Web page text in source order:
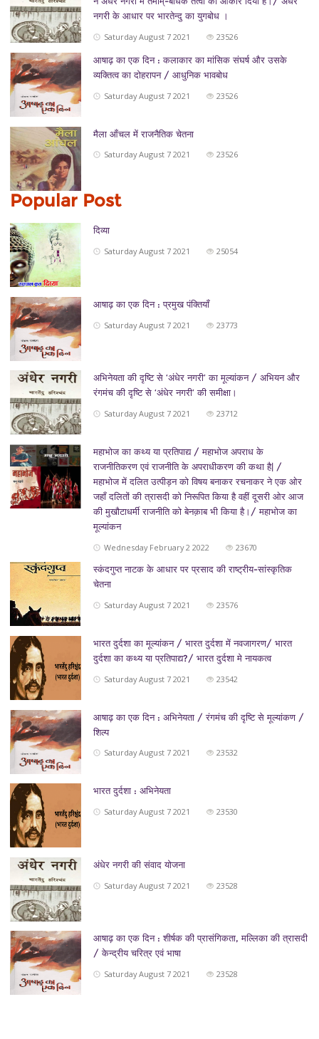
नगरी के आधार पर भारतेन्दु का युगबोध ।
Saturday August 7 2021
23526
आषाढ़ का एक दिन : कलाकार का मांसिक संघर्ष और उसके
व्यक्तित्व का दोहरापन / आधुनिक भावबोध
Saturday August 7 2021
23526
मैला आँचल में राजनैतिक चेतना
Saturday August 7 2021
23526
Popular Post
दिव्या
Saturday August 7 2021
25054
आषाढ़ का एक दिन : प्रमुख पंक्तियाँ
Saturday August 7 2021
23773
अभिनेयता की दृष्टि से ‘अंधेर नगरी’ का मूल्यांकन / अभियन और
रंगमंच की दृष्टि से ‘अंधेर नगरी’ की समीक्षा।
Saturday August 7 2021
23712
महाभोज का कथ्य या प्रतिपाद्य / महाभोज अपराध के
राजनीतिकरण एवं राजनीति के अपराधीकरण की कथा है| /
महाभोज में दलित उत्पीड़न को विषय बनाकर रचनाकर ने एक ओर
जहाँ दलितों की त्रासदी को निरूपित किया है वहीं दूसरी ओर आज
की मुखौटाधर्मी राजनीति को बेनक़ाब भी किया है।/ महाभोज का
मूल्यांकन
Wednesday February 2 2022
23670
स्कंदगुप्त नाटक के आधार पर प्रसाद की राष्ट्रीय-सांस्कृतिक
चेतना
Saturday August 7 2021
23576
भारत दुर्दशा का मूल्यांकन / भारत दुर्दशा में नवजागरण/ भारत
दुर्दशा का कथ्य या प्रतिपाद्य?/ भारत दुर्दशा मे नायकत्व
Saturday August 7 2021
23542
आषाढ़ का एक दिन : अभिनेयता / रंगमंच की दृष्टि से मूल्यांकण /
शिल्प
Saturday August 7 2021
23532
भारत दुर्दशा : अभिनेयता
Saturday August 7 2021
23530
अंधेर नगरी की संवाद योजना
Saturday August 7 2021
23528
आषाढ़ का एक दिन : शीर्षक की प्रासंगिकता, मल्लिका की त्रासदी
/ केन्द्रीय चरित्र एवं भाषा
Saturday August 7 2021
23528